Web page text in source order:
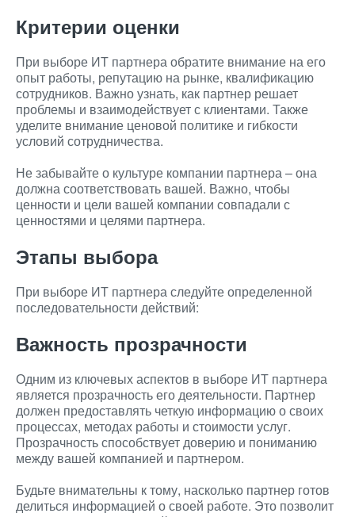
Критерии оценки
При выборе ИТ партнера обратите внимание на его
опыт работы, репутацию на рынке, квалификацию
сотрудников. Важно узнать, как партнер решает
проблемы и взаимодействует с клиентами. Также
уделите внимание ценовой политике и гибкости
условий сотрудничества.
Не забывайте о культуре компании партнера – она
должна соответствовать вашей. Важно, чтобы
ценности и цели вашей компании совпадали с
ценностями и целями партнера.
Этапы выбора
При выборе ИТ партнера следуйте определенной
последовательности действий:
Важность прозрачности
Одним из ключевых аспектов в выборе ИТ партнера
является прозрачность его деятельности. Партнер
должен предоставлять четкую информацию о своих
процессах, методах работы и стоимости услуг.
Прозрачность способствует доверию и пониманию
между вашей компанией и партнером.
Будьте внимательны к тому, насколько партнер готов
делиться информацией о своей работе. Это позволит